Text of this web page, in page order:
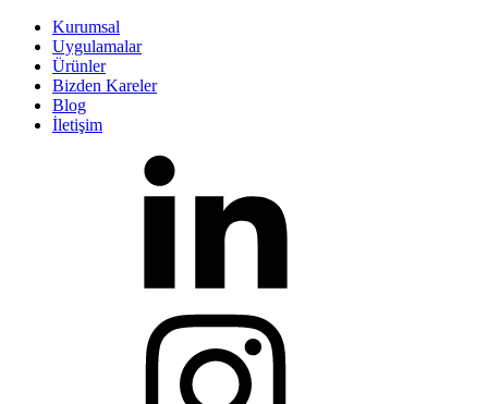
Kurumsal
Uygulamalar
Ürünler
Bizden Kareler
Blog
İletişim